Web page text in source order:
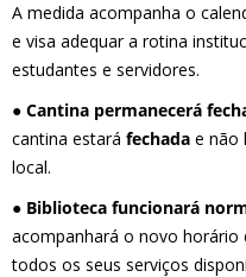
A medida acompanha o
e visa adequar a rotina
estudantes e servidores.
● Cantina permanecerá
cantina estará fechada e não
local.
● Biblioteca funcionará
acompanhará o novo
todos os seus serviços